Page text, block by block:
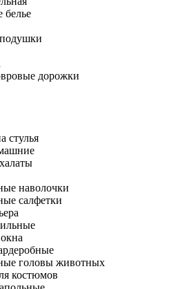
белье
дорожки
стулья
наволочки
салфетки
головы животных
костюмов